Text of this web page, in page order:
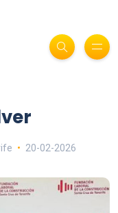
20-02-2026